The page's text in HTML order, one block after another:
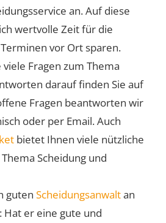
an. Auf diese
wertvolle Zeit für die
vor Ort sparen.
viele Fragen zum Thema
darauf finden Sie auf
Fragen beantworten wir
oder per Email. Auch
bietet Ihnen viele nützliche
Scheidung und
guten Scheidungsanwaltan
er eine gute und